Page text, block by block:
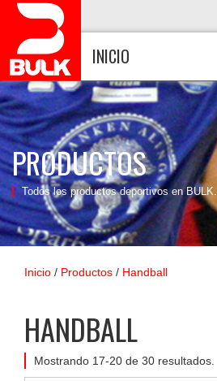
INICIO
PRODUCTOS
Todos los productos deportivos en BULK.
Inicio / Productos / Handball
HANDBALL
Mostrando 17-20 de 30 resultados.